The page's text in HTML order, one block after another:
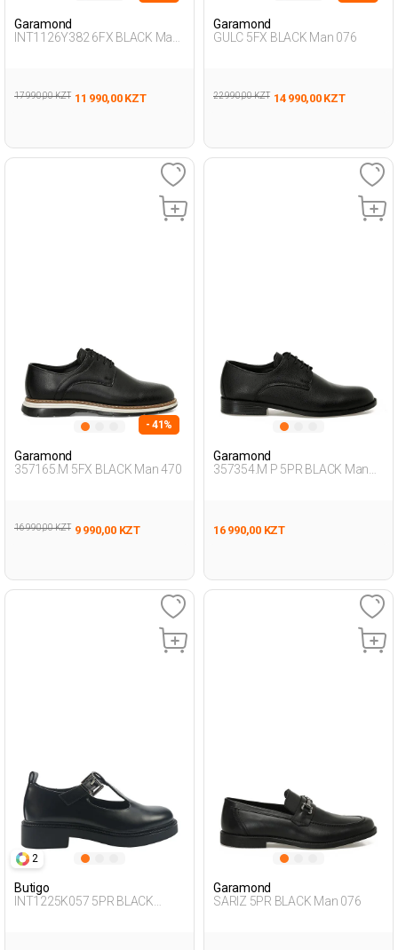
Garamond
INT1126Y382 6FX BLACK Man
17 990,00 KZT 11 990,00 KZT
Garamond
GULC 5FX BLACK Man 076
22 990,00 KZT 14 990,00 KZT
- 41%
Garamond
357165.M 5FX BLACK Man 470
16 990,00 KZT 9 990,00 KZT
Garamond
357354.M P 5PR BLACK Man
16 990,00 KZT
2
Butigo
INT1225K057 5PR BLACK
Garamond
SARIZ 5PR BLACK Man 076